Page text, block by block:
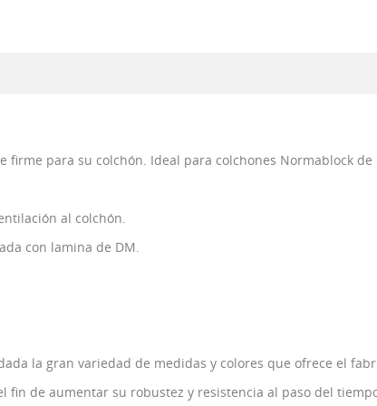
firme para su colchón. Ideal para colchones Normablock de
al colchón.
con lamina de DM.
la gran variedad de medidas y colores que ofrece el
fin de aumentar su robustez y resistencia al paso del